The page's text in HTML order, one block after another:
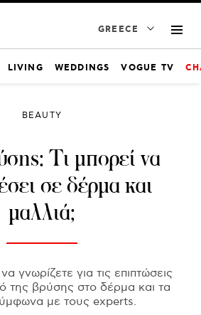
GREECE
LIVING WEDDINGS VOGUE TV
BEAUTY
Τι μπορεί να
σε δέρμα και
μαλλιά;
γνωρίζετε για τις επιπτώσεις
της βρύσης στο δέρμα και τα
με τους experts.